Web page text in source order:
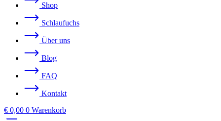
Shop
Schlaufuchs
Über uns
Blog
FAQ
Kontakt
€ 0,00 0 Warenkorb